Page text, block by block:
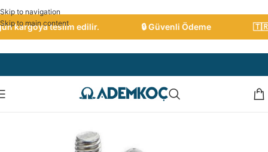
Skip to navigation
Skip to main content
kargoya teslim edilir. 🔒 Güvenli Ödeme 🇹🇷